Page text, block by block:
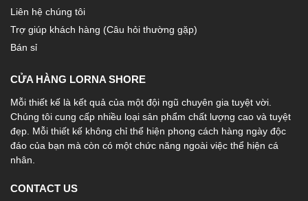
Liên hệ chúng tôi
Trợ giúp khách hàng (Câu hỏi thường gặp)
Bán sỉ
CỬA HÀNG LORNA SHORE
Mỗi thiết kế là kết quả của một đội ngũ chuyên gia tuyệt vời.
Chúng tôi cung cấp nhiều loại sản phẩm chất lượng cao và tuyệt
đẹp. Mỗi thiết kế không chỉ thể hiện phong cách hàng ngày độc
đáo của bạn mà còn có một chức năng ngoài việc thể hiện cá
nhân.
CONTACT US